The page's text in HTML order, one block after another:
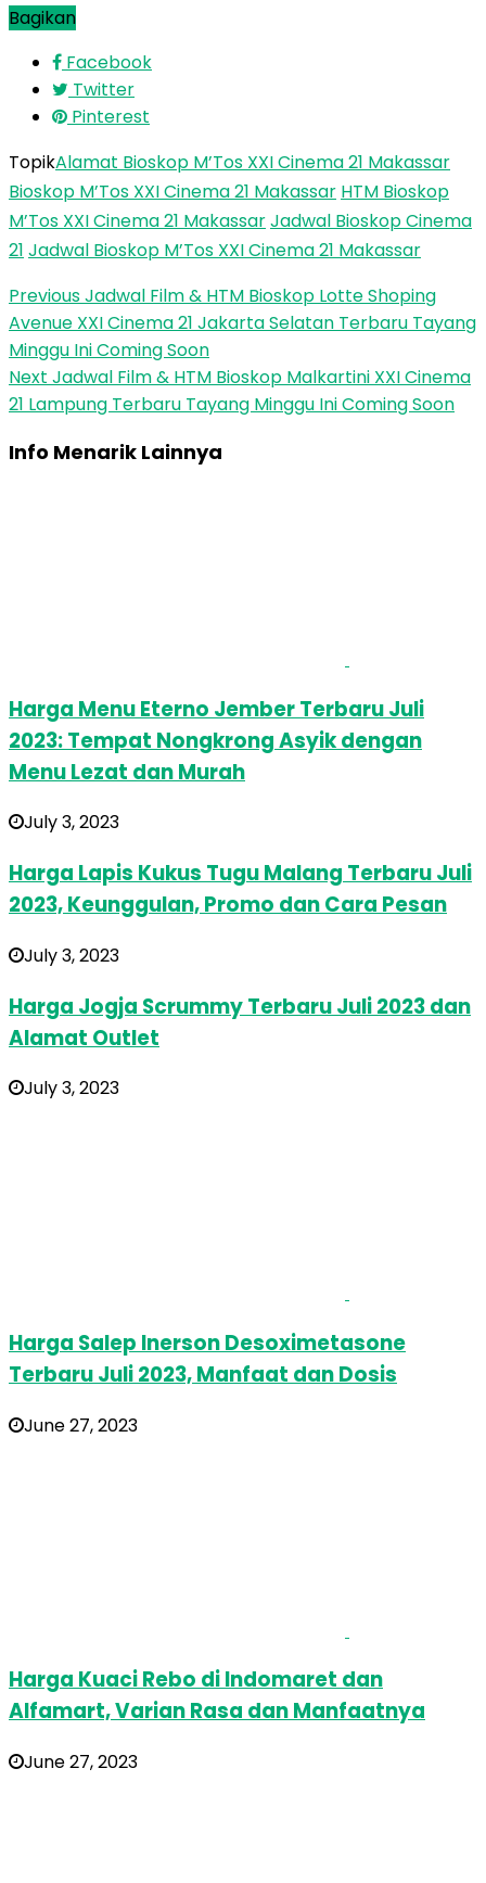
Bagikan
Facebook
Twitter
Pinterest
TopikAlamat Bioskop M’Tos XXI Cinema 21 Makassar
Bioskop M’Tos XXI Cinema 21 Makassar HTM Bioskop
M’Tos XXI Cinema 21 MakassarJadwal Bioskop Cinema
21 Jadwal Bioskop M’Tos XXI Cinema 21 Makassar
PreviousJadwal Film & HTM Bioskop Lotte Shoping
Avenue XXI Cinema 21 Jakarta Selatan Terbaru Tayang
Minggu Ini Coming Soon
Next Jadwal Film & HTM Bioskop Malkartini XXI Cinema
21 Lampung Terbaru Tayang Minggu Ini Coming Soon
Info Menarik Lainnya
Harga Menu Eterno Jember Terbaru Juli
2023: Tempat Nongkrong Asyik dengan
Menu Lezat dan Murah
July 3, 2023
Harga Lapis Kukus Tugu Malang Terbaru Juli
2023, Keunggulan, Promo dan Cara Pesan
July 3, 2023
Harga Jogja Scrummy Terbaru Juli 2023 dan
Alamat Outlet
July 3, 2023
Harga Salep Inerson Desoximetasone
Terbaru Juli 2023, Manfaat dan Dosis
June 27, 2023
Harga Kuaci Rebo di Indomaret dan
Alfamart, Varian Rasa dan Manfaatnya
June 27, 2023